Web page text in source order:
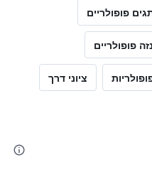
פופולריים
פופולריים
ציוני דרך